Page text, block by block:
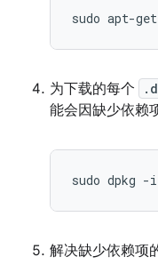
为下载的每个
能会因缺少依赖
sudo dpkg -i
解决缺少依赖项